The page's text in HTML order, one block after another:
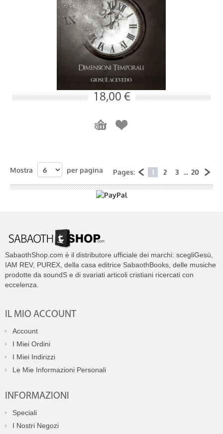
18,00 €
Pages: 1 2 3 ... 20
Mostra per pagina
SabaothShop.com è il distributore ufficiale dei marchi: scegliGesù,
IAM REV, PUREX, della casa editrice SabaothBooks, delle musiche
prodotte da soundS e di svariati articoli cristiani ricercati con
eccelenza.
IL MIO ACCOUNT
Account
I Miei Ordini
I Miei Indirizzi
Le Mie Informazioni Personali
INFORMAZIONI
Speciali
I Nostri Negozi